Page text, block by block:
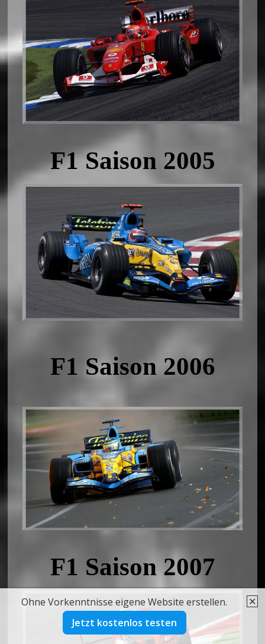
F1 Saison 2005
F1 Saison 2006
F1 Saison 2007
✕
Ohne Vorkenntnisse eigene Website erstellen.
Jetzt kostenlos testen